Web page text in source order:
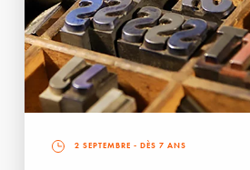
2 SEPTEMBRE - DÈS 7 ANS